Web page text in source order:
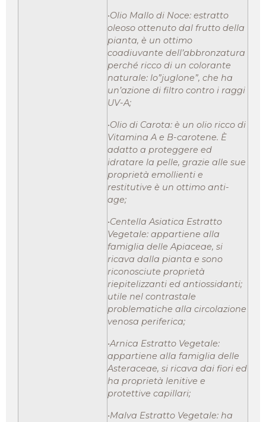
•Olio Mallo di Noce: estratto
oleoso ottenuto dal frutto della
pianta, è un ottimo
coadiuvante dell’abbronzatura
perché ricco di un colorante
naturale: lo”juglone”, che ha
un’azione di filtro contro i raggi
UV-A;
•Olio di Carota: è un olio ricco di
Vitamina A e B-carotene. È
adatto a proteggere ed
idratare la pelle, grazie alle sue
proprietà emollienti e
restitutive è un ottimo anti-
age;
•Centella Asiatica Estratto
Vegetale: appartiene alla
famiglia delle Apiaceae, si
ricava dalla pianta e sono
riconosciute proprietà
riepitelizzanti ed antiossidanti;
utile nel contrastale
problematiche alla circolazione
venosa periferica;
•Arnica Estratto Vegetale:
appartiene alla famiglia delle
Asteraceae, si ricava dai fiori ed
ha proprietà lenitive e
protettive capillari;
•Malva Estratto Vegetale: ha